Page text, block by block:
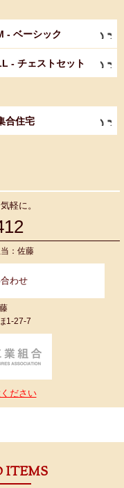
- ベーシック
- チェストセット
合住宅
軽に。
：佐藤
わせ
1-27-7
ださい
ITEMS